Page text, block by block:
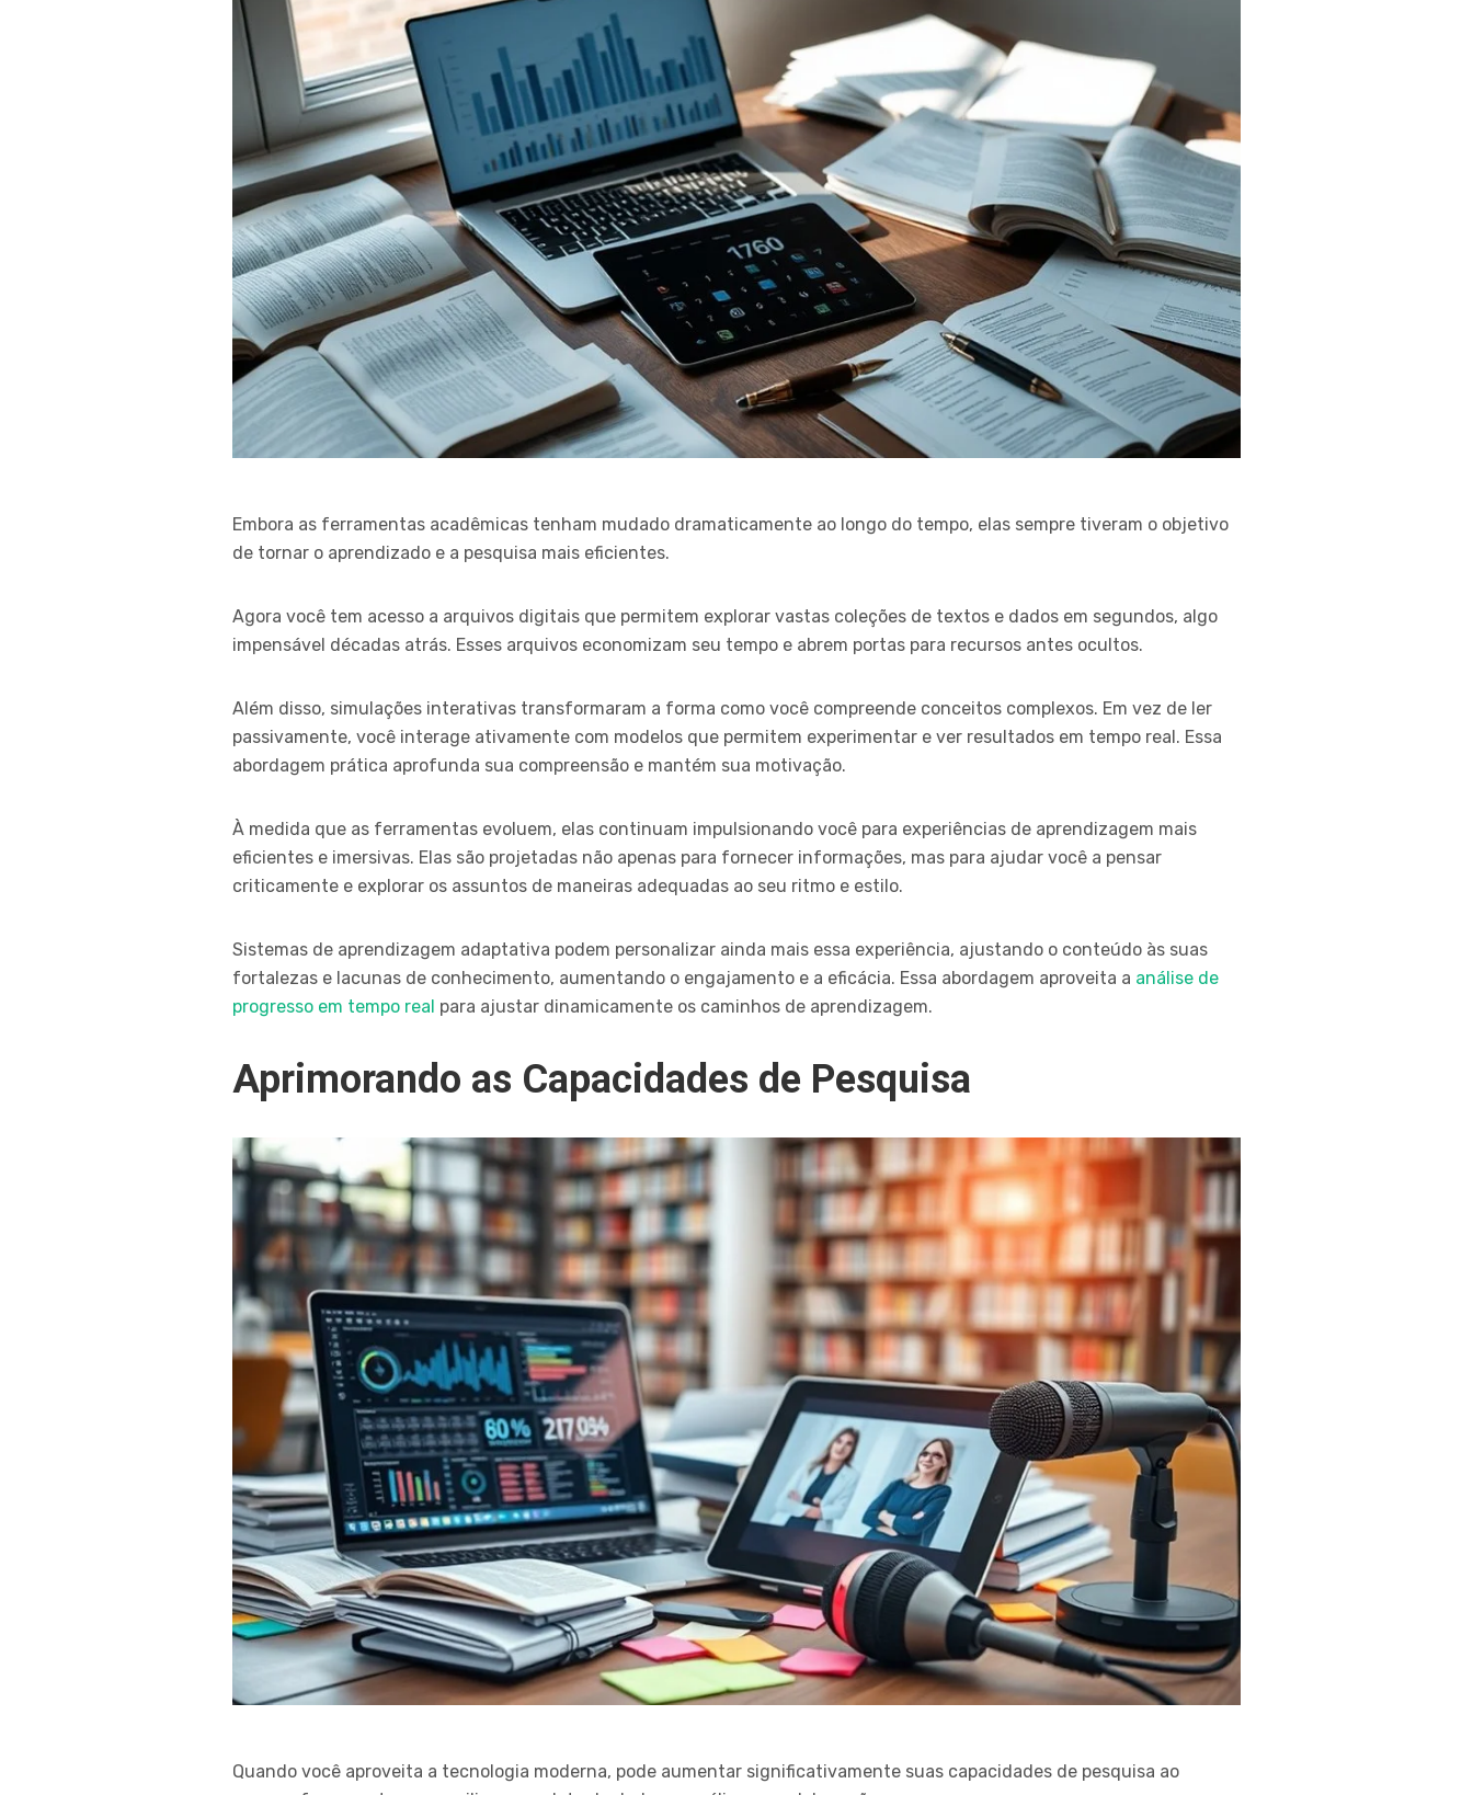
Embora as ferramentas acadêmicas tenham mudado dramaticamente ao longo do tempo, elas sempre tiveram o objetivo
de tornar o aprendizado e a pesquisa mais eficientes.
Agora você tem acesso a arquivos digitais que permitem explorar vastas coleções de textos e dados em segundos, algo
impensável décadas atrás. Esses arquivos economizam seu tempo e abrem portas para recursos antes ocultos.
Além disso, simulações interativas transformaram a forma como você compreende conceitos complexos. Em vez de ler
passivamente, você interage ativamente com modelos que permitem experimentar e ver resultados em tempo real. Essa
abordagem prática aprofunda sua compreensão e mantém sua motivação.
À medida que as ferramentas evoluem, elas continuam impulsionando você para experiências de aprendizagem mais
eficientes e imersivas. Elas são projetadas não apenas para fornecer informações, mas para ajudar você a pensar
criticamente e explorar os assuntos de maneiras adequadas ao seu ritmo e estilo.
Sistemas de aprendizagem adaptativa podem personalizar ainda mais essa experiência, ajustando o conteúdo às suas
fortalezas e lacunas de conhecimento, aumentando o engajamento e a eficácia. Essa abordagem aproveita a análise de
progresso em tempo real para ajustar dinamicamente os caminhos de aprendizagem.
Aprimorando as Capacidades de Pesquisa
Quando você aproveita a tecnologia moderna, pode aumentar significativamente suas capacidades de pesquisa ao